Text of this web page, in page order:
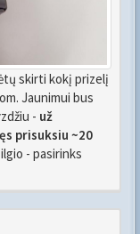
skirti kokį prizelį
Jaunimui bus
- už
prisuksiu ~20
- pasirinks